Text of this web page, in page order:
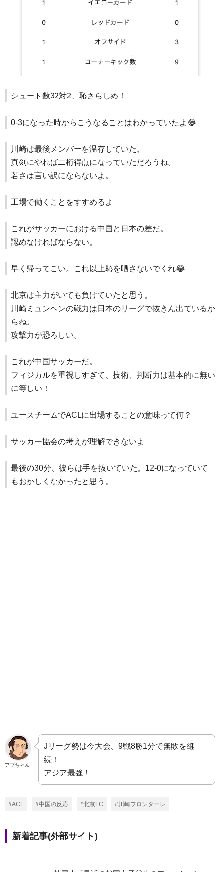
シュート数32対2、恥さらしめ！
0-3になった時からこうなることはわかっていたよ😂
川崎は最後メンバーを温存していた。
真剣にやれば二桁得点になっていただろうね。
若さは言い訳にならないよ。
工場で働くことをすすめるよ
これがサッカーにおける中国と日本の差だ。
認めなければならない。
早く帰ってこい。これ以上恥を晒さないでくれ😂
北京は主力がいても負けていたと思う。
川崎ミュンヘンの戦力は日本のリーグで抜きん出ているか
らね。
攻撃力が恐ろしい。
これが中国サッカーだ。
フィジカルを重視しすぎて、技術、判断力は基本的に無い
に等しい！
ユースチームでACLに出場することの意味って何？
サッカー協会の考えが理解できないよ
最後の30分、彼らは手を抜いていた。12-0になっていて
もおかしくなかったと思う。
アブちゃん
Jリーグ勢は今大会、9戦8勝1分で無敗を継
続！
アジア最強！
#ACL #中国の反応 #北京FC #川崎フロンターレ
新着記事(外部サイト)